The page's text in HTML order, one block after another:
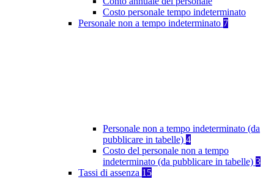
Costo personale tempo indeterminato
Personale non a tempo indeterminato 7
Personale non a tempo indeterminato (da
pubblicare in tabelle) 4
Costo del personale non a tempo
indeterminato (da pubblicare in tabelle) 3
Tassi di assenza 15